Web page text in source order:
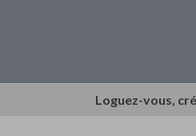
Loguez-vous,